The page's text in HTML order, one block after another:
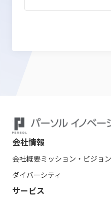
会社情報
会社概要ミッション・ビジョン
ダイバーシティ
サービス